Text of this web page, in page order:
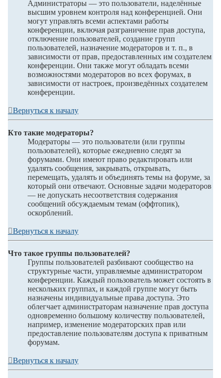
Администраторы — это пользователи, наделённые
высшим уровнем контроля над конференцией. Они
могут управлять всеми аспектами работы
конференции, включая разграничение прав доступа,
отключение пользователей, создание групп
пользователей, назначение модераторов и т. п., в
зависимости от прав, предоставленных им создателем
конференции. Они также могут обладать всеми
возможностями модераторов во всех форумах, в
зависимости от настроек, произведённых создателем
конференции.
Вернуться к началу
Кто такие модераторы?
Модераторы — это пользователи (или группы
пользователей), которые ежедневно следят за
форумами. Они имеют право редактировать или
удалять сообщения, закрывать, открывать,
перемещать, удалять и объединять темы на форуме, за
который они отвечают. Основные задачи модераторов
— не допускать несоответствия содержания
сообщений обсуждаемым темам (оффтопик),
оскорблений.
Вернуться к началу
Что такое группы пользователей?
Группы пользователей разбивают сообщество на
структурные части, управляемые администратором
конференции. Каждый пользователь может состоять в
нескольких группах, и каждой группе могут быть
назначены индивидуальные права доступа. Это
облегчает администраторам назначение прав доступа
одновременно большому количеству пользователей,
например, изменение модераторских прав или
предоставление пользователям доступа к приватным
форумам.
Вернуться к началу